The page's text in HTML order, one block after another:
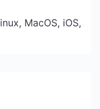
MacOS, iOS,